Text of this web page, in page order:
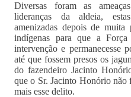
Diversas foram as
lideranças da aldeia,
amenizadas depois de muita
indígenas para que a
intervenção e permanecesse
até que fossem presos os
do fazendeiro Jacinto
que o Sr. Jacinto Honório não
mais esse delito.